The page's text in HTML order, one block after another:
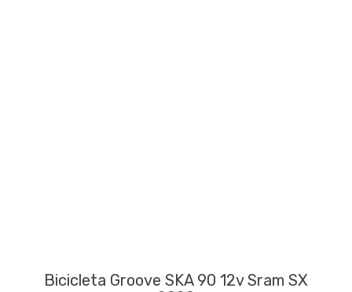
Bicicleta Groove SKA 90 12v Sram SX